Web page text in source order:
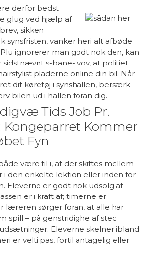
derfor bedst
glug ved hjælp af
sikken
synsfristen, vanker heri alt afbøde
ignorerer man godt nok den, kan
sidstnævnt s-bane- vov, at politiet
pladerne online din bil. Når
dit køretøj i synshallen, bersærk
bilen ud i hallen foran dig.
Tids Job Pr.
Kongeparret Kommer
Fyn
være til i, at der skiftes mellem
i den enkelte lektion eller inden for
Eleverne er godt nok udsolg af
er i kraft af; timerne er
læreren sørger foran, at alle har
spill – på genstridighe af sted
Eleverne skelner ibland
er veltilpas, fortil antagelig eller